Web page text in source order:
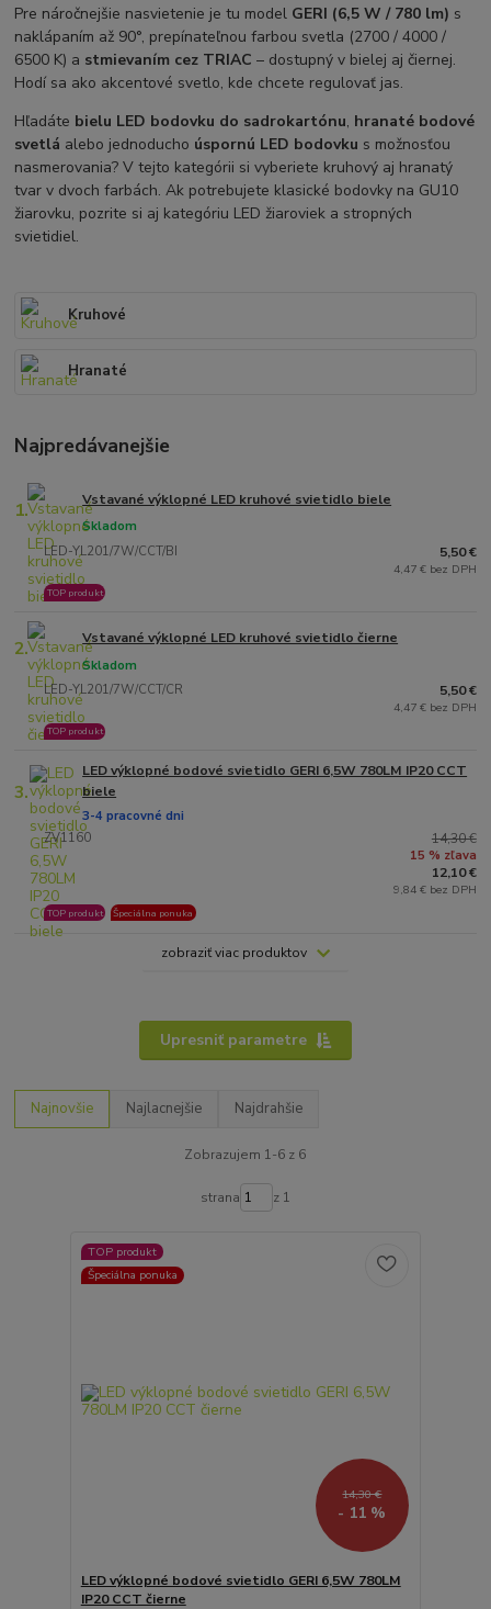
Pre náročnejšie nasvietenie je tu model GERI (6,5 W / 780 lm) s
naklápaním až 90°, prepínateľnou farbou svetla (2700 / 4000 /
6500 K) a stmievaním cez TRIAC – dostupný v bielej aj čiernej.
Hodí sa ako akcentové svetlo, kde chcete regulovať jas.
Hľadáte bielu LED bodovku do sadrokartónu, hranaté bodové
svetlá alebo jednoducho úspornú LED bodovku s možnosťou
nasmerovania? V tejto kategórii si vyberiete kruhový aj hranatý
tvar v dvoch farbách. Ak potrebujete klasické bodovky na GU10
žiarovku, pozrite si aj kategóriu LED žiaroviek a stropných
svietidiel.
Kruhové
Hranaté
Najpredávanejšie
1. Vstavané výklopné LED kruhové svietidlo biele
LED-YL201/7W/CCT/BI
Skladom
TOP produkt
5,50 €
4,47 € bez DPH
2. Vstavané výklopné LED kruhové svietidlo čierne
LED-YL201/7W/CCT/CR
Skladom
TOP produkt
5,50 €
4,47 € bez DPH
3.
LED výklopné bodové svietidlo GERI 6,5W 780LM IP20 CCT
biele
ZV1160
3-4 pracovné dni
TOP produkt Špeciálna ponuka
14,30 €
15 % zľava
12,10 €
9,84 € bez DPH
zobraziť viac produktov
Upresniť parametre
Najnovšie Najlacnejšie Najdrahšie
Zobrazujem 1-6 z 6
strana z 1
TOP produkt
Špeciálna ponuka
14,30 €
- 11 %
LED výklopné bodové svietidlo GERI 6,5W 780LM
IP20 CCT čierne